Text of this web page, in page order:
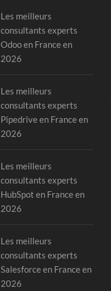
Les meilleurs
consultants experts
Odoo en France en
2026
Les meilleurs
consultants experts
Pipedrive en France en
2026
Les meilleurs
consultants experts
HubSpot en France en
2026
Les meilleurs
consultants experts
Salesforce en France en
2026